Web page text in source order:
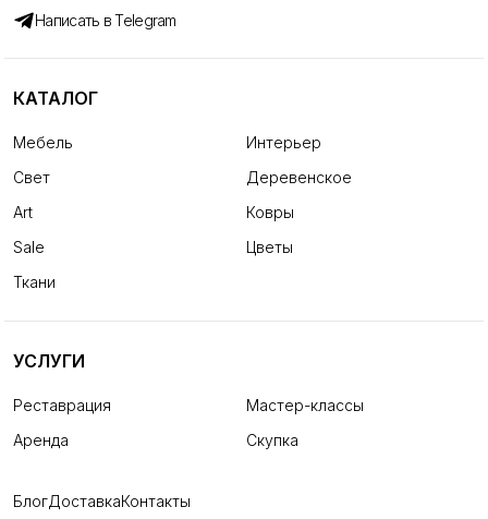
Написать в Telegram
КАТАЛОГ
Мебель
Интерьер
Свет
Деревенское
Art
Ковры
Sale
Цветы
Ткани
УСЛУГИ
Реставрация
Мастер-классы
Аренда
Скупка
БлогДоставкаКонтакты